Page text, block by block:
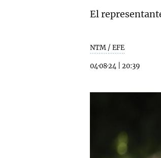
El
NTM / EFE
04·08·24 20:39